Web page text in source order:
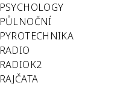
PSYCHOLOGY
PŮLNOČNÍ
PYROTECHNIKA
RADIO
RADIOK2
RAJČATA